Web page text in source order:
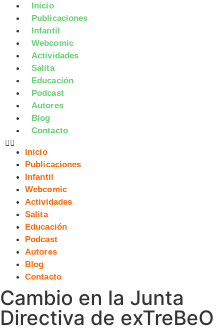
Inicio
Publicaciones
Infantil
Webcomic
Actividades
Salita
Educación
Podcast
Autores
Blog
Contacto
Inicio
Publicaciones
Infantil
Webcomic
Actividades
Salita
Educación
Podcast
Autores
Blog
Contacto
Cambio en la Junta
Directiva de exTreBeO